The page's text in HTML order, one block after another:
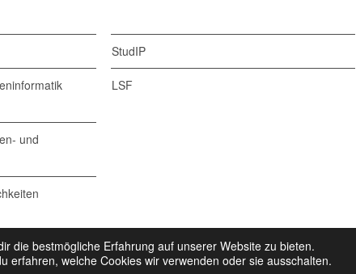
und
StudIP
LSF
die bestmögliche Erfahrung auf unserer Website zu bieten.
erfahren, welche Cookies wir verwenden oder sie ausschalten.